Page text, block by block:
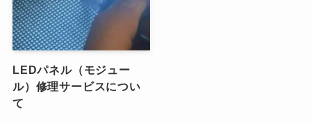
LEDパネル（モジュー
ル）修理サービスについ
て